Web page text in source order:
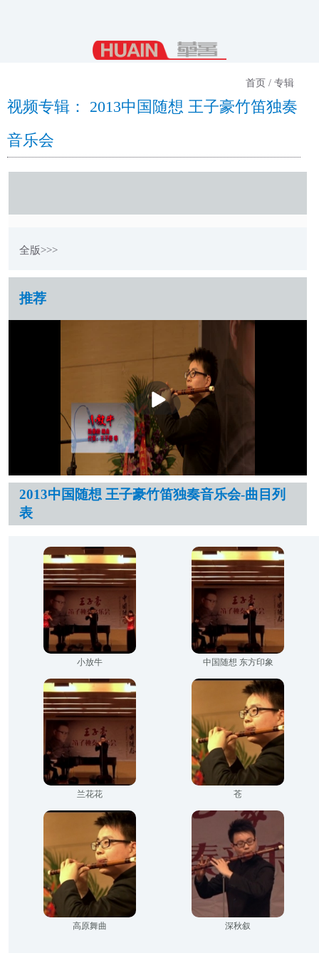
首页 / 专辑
视频专辑： 2013中国随想 王子豪竹笛独奏
音乐会
全版>>>
推荐
播
放
2013中国随想 王子豪竹笛独奏音乐会-曲目列
表
小放牛 中国随想 东方印象
兰花花 苍
高原舞曲 深秋叙